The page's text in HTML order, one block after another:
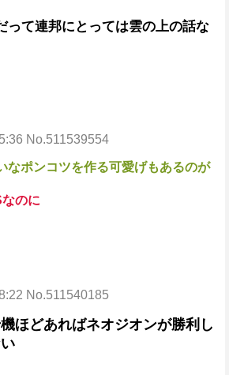
って連邦にとっては雲の上の話な
No.511539554
なポンコツを作る可愛げもあるのが
のに
No.511540185
ほどあればネオジオンが勝利し